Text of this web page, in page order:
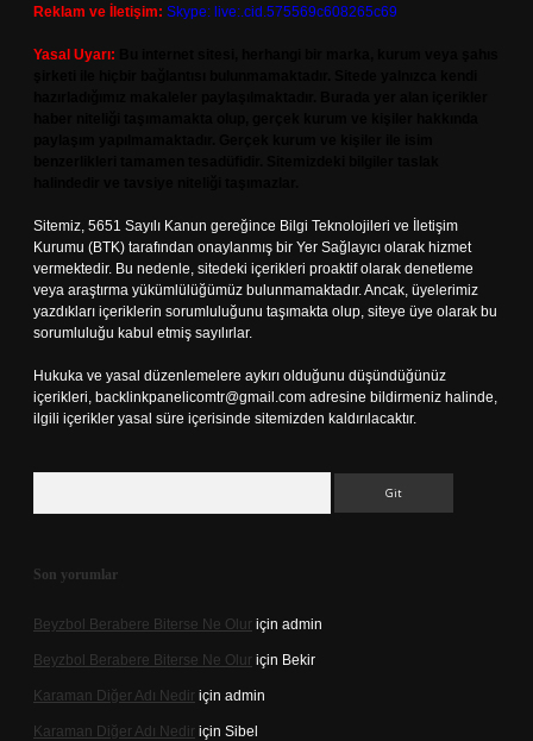
Reklam ve İletişim: Skype: live:.cid.575569c608265c69
Yasal Uyarı:
Sitemiz, 5651 Sayılı Kanun gereğince Bilgi Teknolojileri ve İletişim
Kurumu (BTK) tarafından onaylanmış bir Yer Sağlayıcı olarak hizmet
vermektedir. Bu nedenle, sitedeki içerikleri proaktif olarak denetleme
veya araştırma yükümlülüğümüz bulunmamaktadır. Ancak, üyelerimiz
yazdıkları içeriklerin sorumluluğunu taşımakta olup, siteye üye olarak bu
sorumluluğu kabul etmiş sayılırlar.
Hukuka ve yasal düzenlemelere aykırı olduğunu düşündüğünüz
içerikleri, backlinkpanelicomtr@gmail.com adresine bildirmeniz halinde,
ilgili içerikler yasal süre içerisinde sitemizden kaldırılacaktır.
Son yorumlar
Beyzbol Berabere Biterse Ne Olur için admin
Beyzbol Berabere Biterse Ne Olur için Bekir
Karaman Diğer Adı Nedir için admin
Karaman Diğer Adı Nedir için Sibel